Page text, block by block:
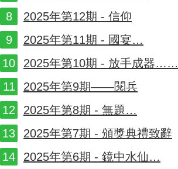
2025年第12期 - 信仰
2025年第11期 - 國宴…
2025年第10期 - 放手成器……
2025年第9期——閱兵
2025年第8期 - 無題…
2025年第7期 - 頒獎典禮致辭
2025年第6期 - 鏡中水仙…